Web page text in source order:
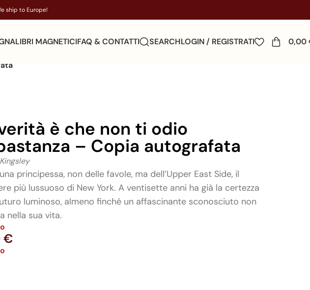
ship to Europe!
MAGNETICIFAQ & CONTATTI SEARCHLOGIN / REGISTRATI 0,00
è che non ti odio
– Copia autografata
principessa, non delle favole, ma dell’Upper East Side, il
più lussuoso di New York. A ventisette anni ha già la certezza
luminoso, almeno finché un affascinante sconosciuto non
nella sua vita.
€